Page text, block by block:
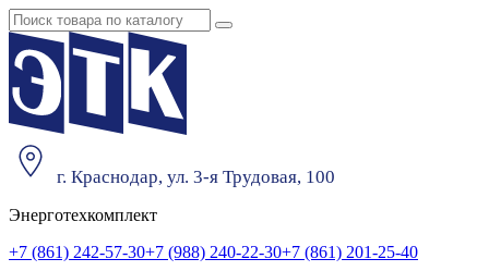
г. Краснодар, ул. 3-я Трудовая, 100
Энерготехкомплект
+7 (861) 242-57-30+7 (988) 240-22-30+7 (861) 201-25-40